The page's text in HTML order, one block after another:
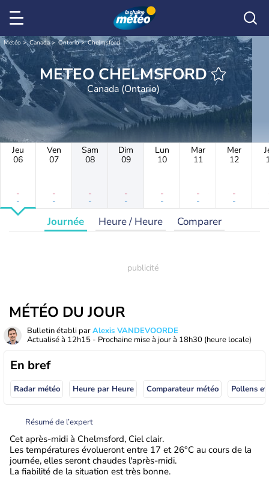
Météo Canada Ontario Chelmsford
METEO CHELMSFORD
Canada (Ontario)
Jeu
06
-
-
Ven
07
-
-
Sam
08
-
-
Dim
09
-
-
Lun
10
-
-
Mar
11
-
-
Mer
12
-
-
Journée Heure / Heure Comparer
MÉTÉO DU JOUR
Bulletin établi parAlexis VANDEVOORDE
Actualisé à 12h15 - Prochaine mise à jour à 18h30 (heure locale)
En bref
Radar météo Heure par Heure Comparateur météo Pollens
Résumé de l’expert
Cet après-midi à Chelmsford, Ciel clair.
Les températures évolueront entre 17 et 26°C au cours de la
journée, elles seront chaudes l'après-midi.
La fiabilité de la situation est très bonne.